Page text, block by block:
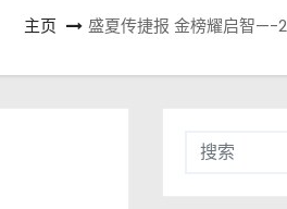
主页 盛夏传捷报 金榜耀启智—-